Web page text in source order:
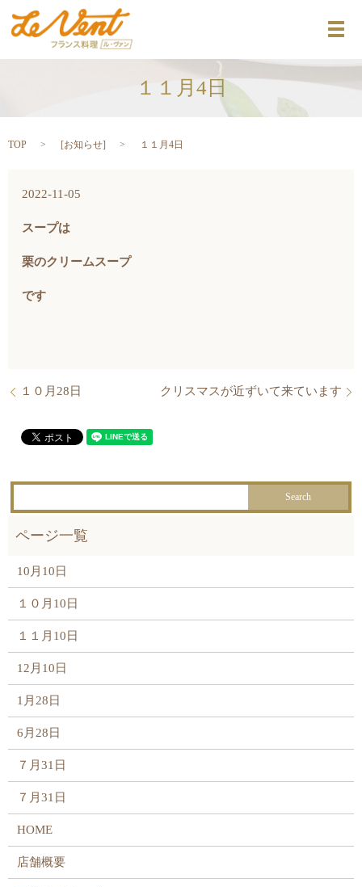
メ
１１月4日
TOP [お知らせ] １１月4日
2022-11-05
スープは
栗のクリームスープ
です
１０月28日 クリスマスが近ずいて来ています
10月10日
１０月10日
１１月10日
12月10日
1月28日
6月28日
７月31日
７月31日
HOME
店舗概要